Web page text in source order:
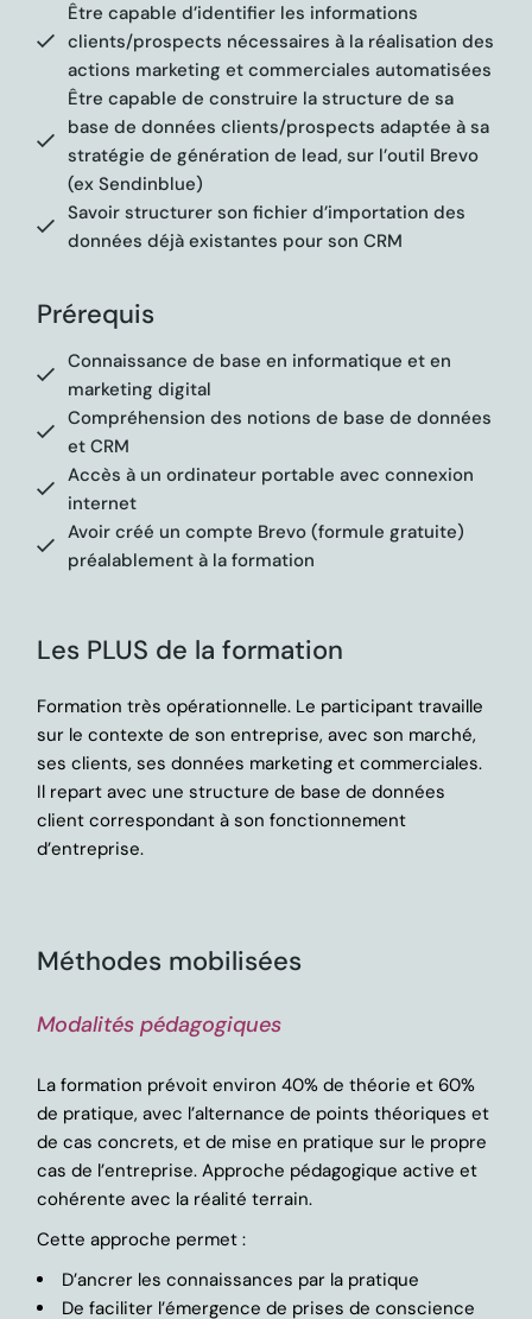
Être capable d’identifier les informations
clients/prospects nécessaires à la réalisation des
actions marketing et commerciales automatisées
Être capable de construire la structure de sa
base de données clients/prospects adaptée à sa
stratégie de génération de lead, sur l’outil Brevo
(ex Sendinblue)
Savoir structurer son fichier d’importation des
données déjà existantes pour son CRM
Prérequis
Connaissance de base en informatique et en
marketing digital
Compréhension des notions de base de données
et CRM
Accès à un ordinateur portable avec connexion
internet
Avoir créé un compte Brevo (formule gratuite)
préalablement à la formation
Les PLUS de la formation
Formation très opérationnelle. Le participant travaille
sur le contexte de son entreprise, avec son marché,
ses clients, ses données marketing et commerciales.
Il repart avec une structure de base de données
client correspondant à son fonctionnement
d’entreprise.
Méthodes mobilisées
Modalités pédagogiques
La formation prévoit environ 40% de théorie et 60%
de pratique, avec l’alternance de points théoriques et
de cas concrets, et de mise en pratique sur le propre
cas de l’entreprise. Approche pédagogique active et
cohérente avec la réalité terrain.
Cette approche permet :
D’ancrer les connaissances par la pratique
De faciliter l’émergence de prises de conscience